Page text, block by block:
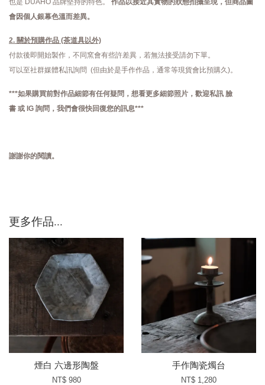
也是 DUAHO 品牌堅持的特色。 作品以接近其實物的狀態拍攝呈現，但商品圖
會因個人銀幕色溫而差異。
2. 關於預購作品 (茶道具以外)
付款後即開始製作，不同窯會有些許差異，若無法接受請勿下單。
可以至社群媒體私訊詢問 (但由於是手作作品，通常等現貨會比預購久)。
***如果購買前對作品細節有任何疑問，想看更多細節照片，歡迎私訊 臉
書 或 IG 詢問， 我們會很快回復您的訊息***
謝謝你的閱讀。
更多作品...
煙白 六邊形陶盤
NT$ 980
手作陶瓷燭台
NT$ 1,280